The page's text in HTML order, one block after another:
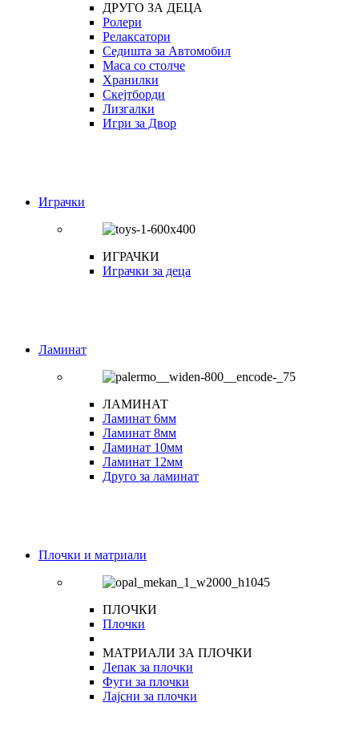
ДРУГО ЗА ДЕЦА
Ролери
Релаксатори
Седишта за Автомобил
Маса со столче
Хранилки
Скејтборди
Лизгалки
Игри за Двор
Играчки
ИГРАЧКИ
Играчки за деца
Ламинат
ЛАМИНАТ
Ламинат 6мм
Ламинат 8мм
Ламинат 10мм
Ламинат 12мм
Друго за ламинат
Плочки и матриали
ПЛОЧКИ
Плочки
МАТРИАЛИ ЗА ПЛОЧКИ
Лепак за плочки
Фуги за плочки
Лајсни за плочки